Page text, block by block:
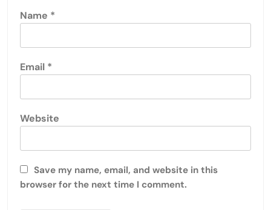
Name *
Email *
Website
Save my name, email, and website in this
browser for the next time I comment.